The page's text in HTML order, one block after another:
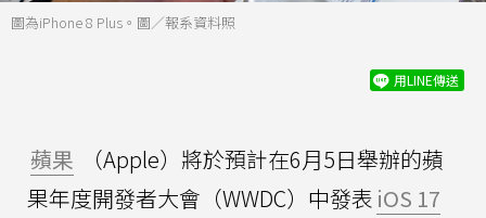
圖為iPhone 8 Plus。圖／報系資料照
用LINE傳送
蘋果
（Apple）將於預計在6月5日舉辦的蘋
果年度開發者大會（WWDC）中發表 iOS 17